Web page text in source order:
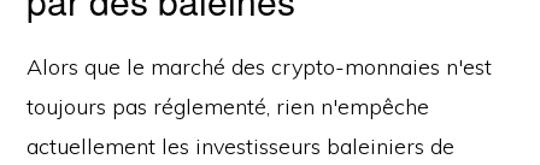
Alors que le marché des crypto-monnaies n'est
toujours pas réglementé, rien n'empêche
actuellement les investisseurs baleiniers de